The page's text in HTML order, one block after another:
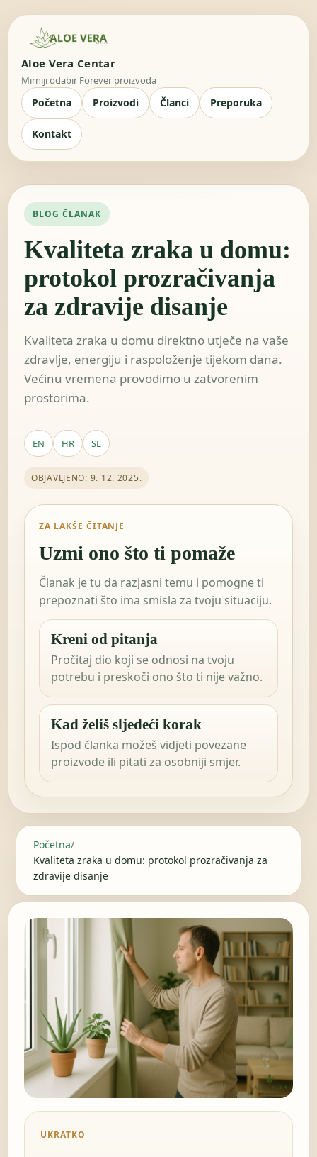
Aloe Vera Centar
Mirniji odabir Forever proizvoda
Početna Proizvodi Članci Preporuka
Kontakt
BLOG ČLANAK
Kvaliteta zraka u domu:
protokol prozračivanja
za zdravije disanje
Kvaliteta zraka u domu direktno utječe na vaše
zdravlje, energiju i raspoloženje tijekom dana.
Većinu vremena provodimo u zatvorenim
prostorima.
EN HR SL
OBJAVLJENO: 9. 12. 2025.
ZA LAKŠE ČITANJE
Uzmi ono što ti pomaže
Članak je tu da razjasni temu i pomogne ti
prepoznati što ima smisla za tvoju situaciju.
Kreni od pitanja
Pročitaj dio koji se odnosi na tvoju
potrebu i preskoči ono što ti nije važno.
Kad želiš sljedeći korak
Ispod članka možeš vidjeti povezane
proizvode ili pitati za osobniji smjer.
Početna/
Kvaliteta zraka u domu: protokol prozračivanja za
zdravije disanje
UKRATKO